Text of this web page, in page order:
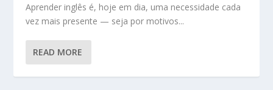
Aprender inglês é, hoje em dia, uma necessidade cada
vez mais presente — seja por motivos...
READ MORE